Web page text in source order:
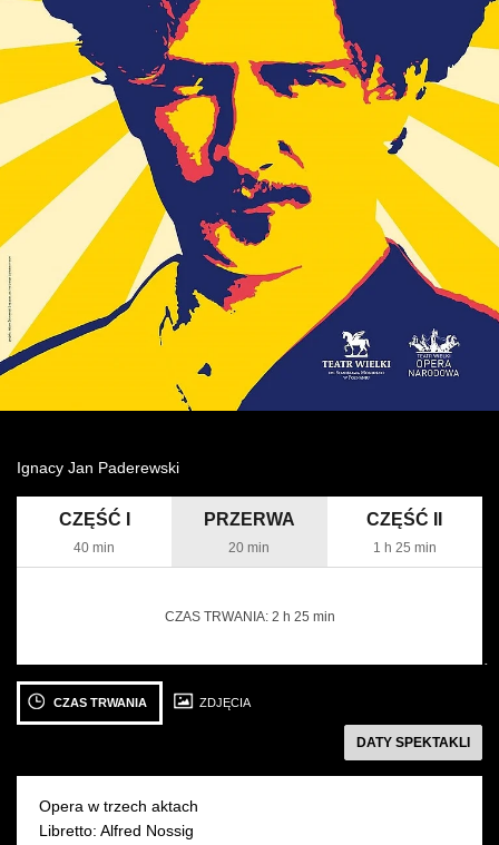
Wynajem kostiumów
Wynajem rekwizytów
Fundusze unijne
Dotacje celowe
Ignacy Jan Paderewski
CZĘŚĆ I
40 min
PRZERWA
20 min
CZĘŚĆ II
1 h 25 min
CZAS TRWANIA:2 h 25 min
zdjęcie: proj.
graf.
Żebrowski
zdjęcie: Od
Lubańska
następny
DATY SPEKTAKLI
CZAS TRWANIA ZDJĘCIA
Opera w trzech aktach
Libretto: Alfred Nossig